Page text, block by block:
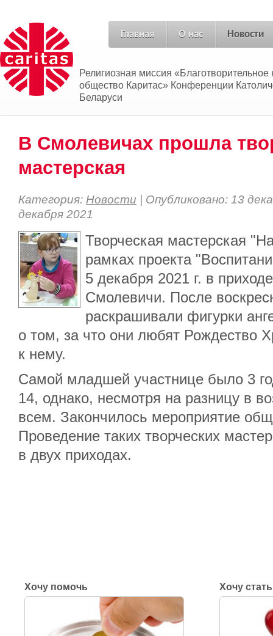
Главная О нас Новости
Религиозная миссия «Благотворительное
общество Каритас» Конференции
Беларуси
В Смолевичах прошла
мастерская
Категория: Новости | Опубликовано: 13
декабря 2021
Творческая мастерская
рамках проекта
5 декабря 2021 г. в
Смолевичи. После
раскрашивали фигурки
о том, за что они любят Рождество
к нему.
Самой младшей участнице было 3
14, однако, несмотря на разницу в
всем. Закончилось мероприятие
Проведение таких творческих
в двух приходах.
Хочу помочь Хочу